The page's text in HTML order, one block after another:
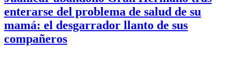
enterarse del problema de salud de su
mamá: el desgarrador llanto de sus
compañeros